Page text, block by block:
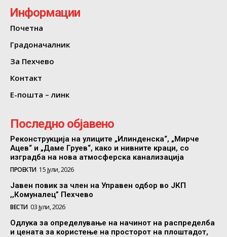
Информации
Почетна
Градоначалник
За Пехчево
Контакт
Е-пошта – линк
Последно објавено
Реконструкција на улиците „Илинденска“, „Мирче
Ацев“ и „Даме Груев“, како и нивните краци, со
изградба на нова атмосферска канализација
ПРОЕКТИ 15 јули, 2026
Јавен повик за член на Управен одбор во ЈКП
,,Комуналец” Пехчево
ВЕСТИ 03 јули, 2026
Одлука за определување на начинот на распределба
и цената за користење на просторот на плоштадот,